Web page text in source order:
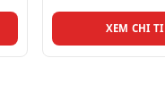
XEM CHI TIẾT